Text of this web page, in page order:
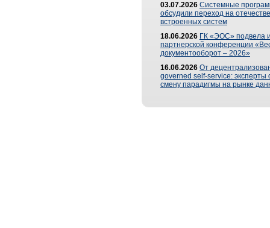
03.07.2026 Системные
обсудили переход на
встроенных систем
18.06.2026 ГК «ЭОС» подвела
партнерской конференции
документооборот – 2026»
16.06.2026 От
governed self-service: эксперты
смену парадигмы на рынке